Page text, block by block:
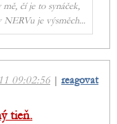
čí je to synáček,
NERVu je výsměch...
09:02:56 | reagovat
tieň.